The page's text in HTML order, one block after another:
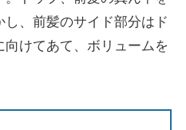
、前髪のサイド部分はド
けてあて、ボリュームを